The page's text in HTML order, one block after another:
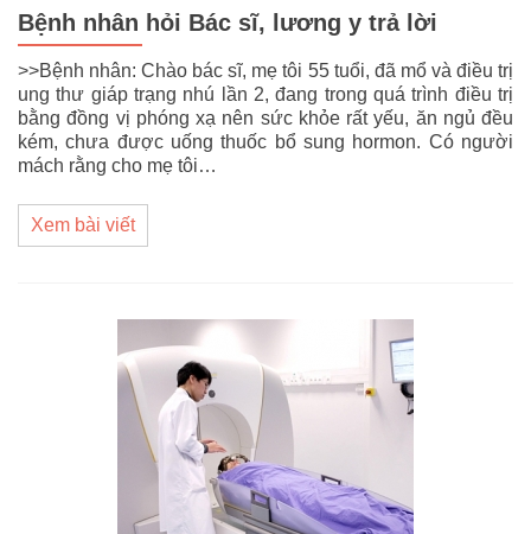
Bệnh nhân hỏi Bác sĩ, lương y trả lời
>>Bệnh nhân: Chào bác sĩ, mẹ tôi 55 tuổi, đã mổ và điều trị
ung thư giáp trạng nhú lần 2, đang trong quá trình điều trị
bằng đồng vị phóng xạ nên sức khỏe rất yếu, ăn ngủ đều
kém, chưa được uống thuốc bổ sung hormon. Có người
mách rằng cho mẹ tôi…
Xem bài viết